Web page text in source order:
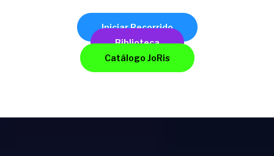
Iniciar Recorrido
Biblioteca
Catálogo JoRis